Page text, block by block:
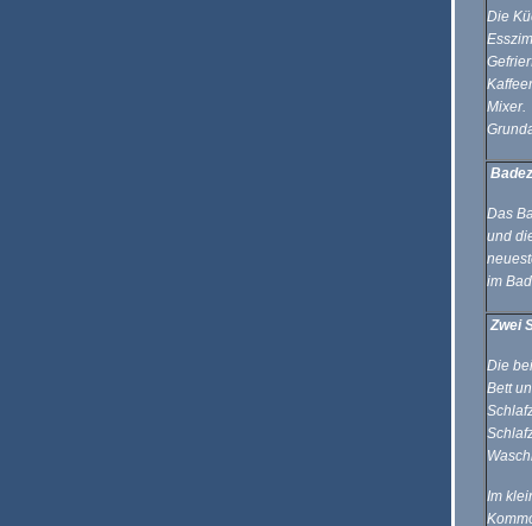
Die
Mixer.
Das
und
im
Zwei
Die
Bett
Im